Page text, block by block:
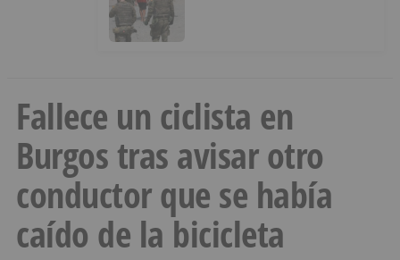
Fallece un ciclista en
Burgos tras avisar otro
conductor que se había
caído de la bicicleta